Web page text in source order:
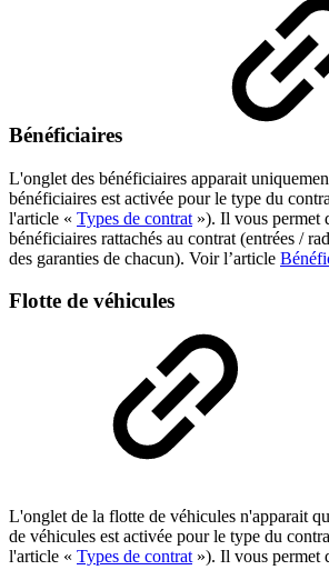
Bénéficiaires
L'onglet des bénéficiaires apparait
bénéficiaires est activée pour le type du
l'article « Types de contrat »). Il vous permet
bénéficiaires rattachés au contrat (entrées /
des garanties de chacun). Voir l’article
Flotte de véhicules
L'onglet de la flotte de véhicules n'apparait
de véhicules est activée pour le type du
l'article « Types de contrat »). Il vous permet